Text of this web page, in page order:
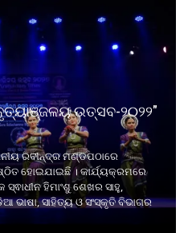
ଉତ୍ସବ-୨୦୨୨"
ରବୀନ୍ଦ୍ର ମଣ୍ଡପଠାରେ
ହୋଇଯାଇଛି । କାର୍ଯ୍ୟକ୍ରମରେ
ହିମାଂଶୁ ଶେଖର ସାହୁ,
ସାହିତ୍ୟ ଓ ସଂସ୍କୃତି ବିଭାଗର